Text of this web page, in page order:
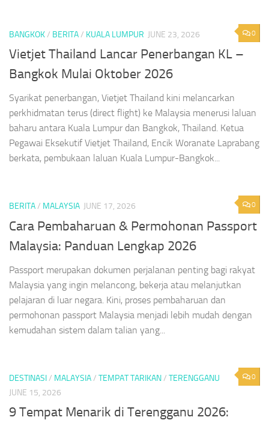
0
BANGKOK/ BERITA/ KUALA LUMPUR JUNE 23, 2026
Vietjet Thailand Lancar Penerbangan KL –
Bangkok Mulai Oktober 2026
Syarikat penerbangan, Vietjet Thailand kini melancarkan
perkhidmatan terus (direct flight) ke Malaysia menerusi laluan
baharu antara Kuala Lumpur dan Bangkok, Thailand. Ketua
Pegawai Eksekutif Vietjet Thailand, Encik Woranate Laprabang
berkata, pembukaan laluan Kuala Lumpur-Bangkok...
0
BERITA/ MALAYSIA JUNE 17, 2026
Cara Pembaharuan & Permohonan Passport
Malaysia: Panduan Lengkap 2026
Passport merupakan dokumen perjalanan penting bagi rakyat
Malaysia yang ingin melancong, bekerja atau melanjutkan
pelajaran di luar negara. Kini, proses pembaharuan dan
permohonan passport Malaysia menjadi lebih mudah dengan
kemudahan sistem dalam talian yang...
0
DESTINASI/ MALAYSIA/ TEMPAT TARIKAN/ TERENGGANU
JUNE 15, 2026
9 Tempat Menarik di Terengganu 2026: